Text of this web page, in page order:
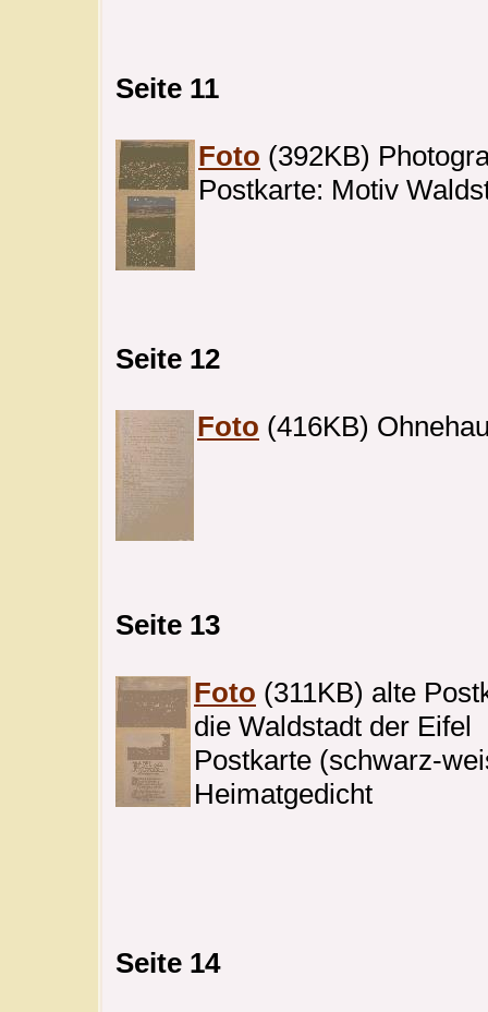
Seite 11
Foto (392KB)
Postkarte: Motiv
Seite 12
Foto (416KB)
Seite 13
Foto (311KB) alte
die Waldstadt der Eifel
Postkarte (schwarz-
Heimatgedicht
Seite 14